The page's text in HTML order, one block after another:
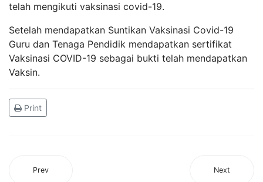
telah mengikuti vaksinasi covid-19.
Setelah mendapatkan Suntikan Vaksinasi Covid-19
Guru dan Tenaga Pendidik mendapatkan sertifikat
Vaksinasi COVID-19 sebagai bukti telah mendapatkan
Vaksin.
Print
Prev Next